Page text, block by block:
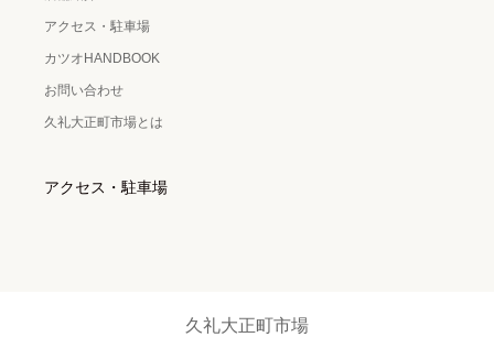
アクセス・駐車場
カツオHANDBOOK
お問い合わせ
久礼大正町市場とは
アクセス・駐車場
久礼大正町市場